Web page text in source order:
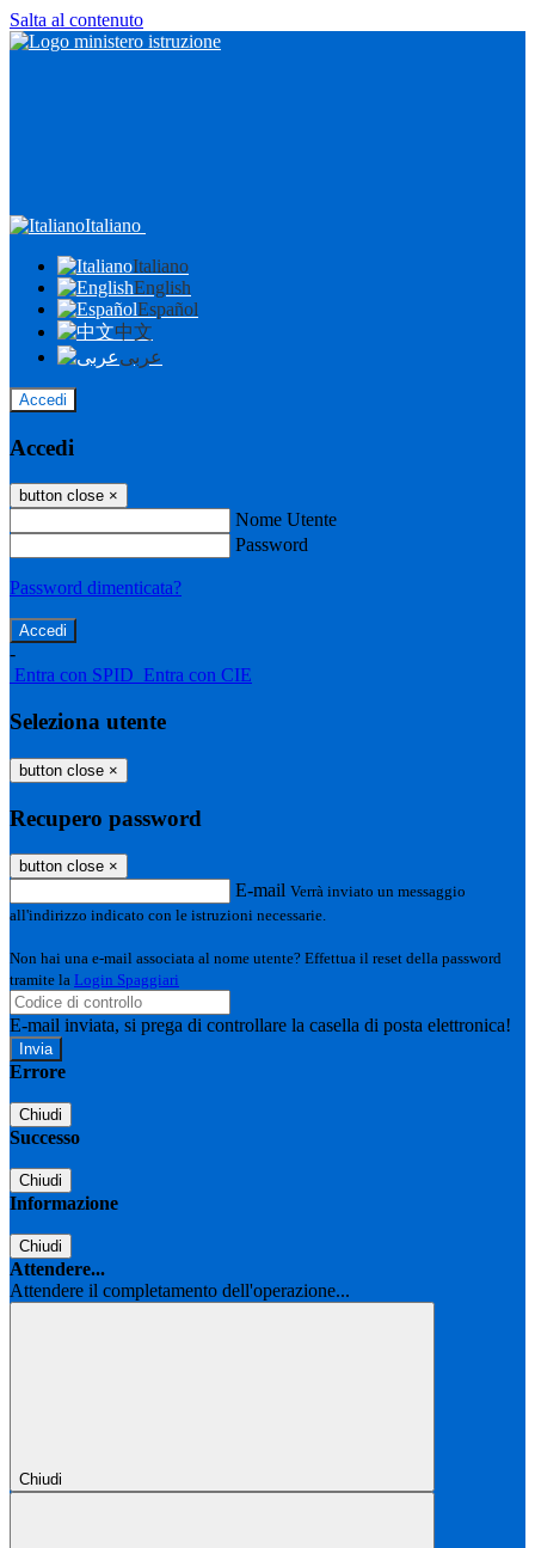
Salta al contenuto
Italiano
Italiano
English
Español
中文
عربى
Accedi
Accedi
button close ×
Nome Utente
Password
Password dimenticata?
-
Entra con SPID Entra con CIE
Seleziona utente
button close ×
Recupero password
button close ×
E-mail Verrà inviato un messaggio
all'indirizzo indicato con le istruzioni necessarie.
Non hai una e-mail associata al nome utente? Effettua il reset della password
tramite la Login Spaggiari
E-mail inviata, si prega di controllare la casella di posta elettronica!
Errore
Chiudi
Successo
Chiudi
Informazione
Chiudi
Attendere...
Attendere il completamento dell'operazione...
Chiudi